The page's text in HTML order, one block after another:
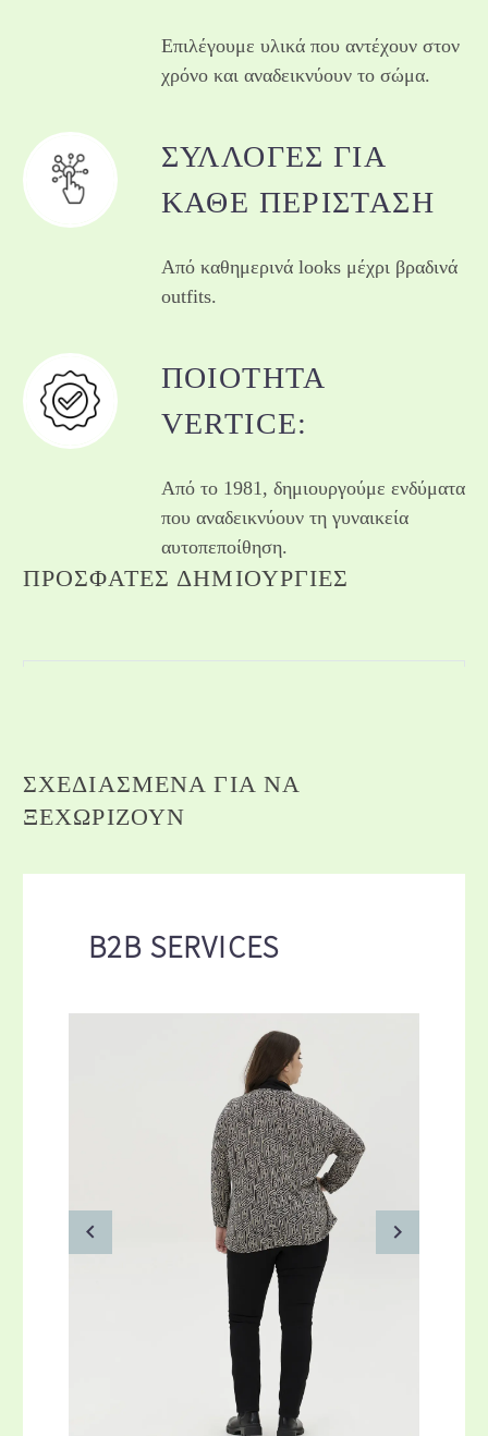
Επιλέγουμε υλικά που αντέχουν στον
χρόνο και αναδεικνύουν το σώμα.
ΣΥΛΛΟΓΈΣ ΓΙΑ
ΚΆΘΕ ΠΕΡΊΣΤΑΣΗ
Από καθημερινά looks μέχρι βραδινά
outfits.
ΠΟΙΌΤΗΤΑ
VERTICE:
Από το 1981, δημιουργούμε ενδύματα
που αναδεικνύουν τη γυναικεία
αυτοπεποίθηση.
ΠΡΌΣΦΑΤΕΣ ΔΗΜΙΟΥΡΓΊΕΣ
ΣΧΕΔΙΑΣΜΈΝΑ ΓΙΑ ΝΑ
ΞΕΧΩΡΊΖΟΥΝ
B2B SERVICES